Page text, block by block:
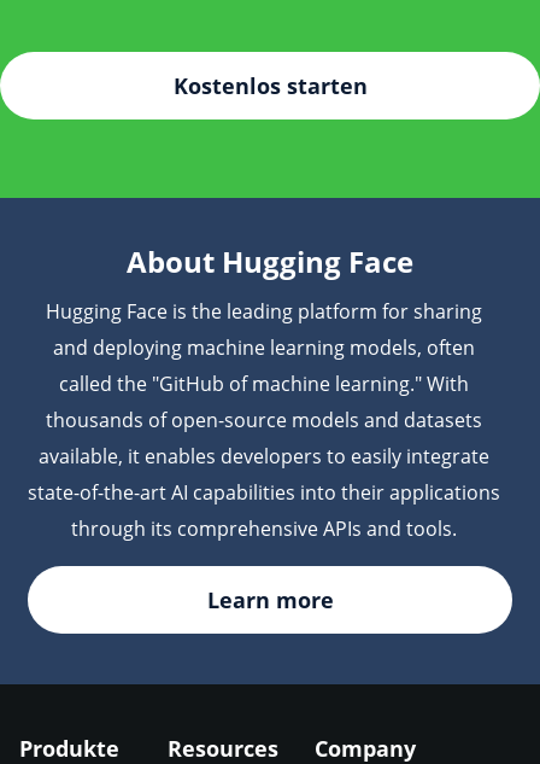
Kostenlos starten
About Hugging Face
Hugging Face is the leading platform for sharing
and deploying machine learning models, often
called the "GitHub of machine learning." With
thousands of open-source models and datasets
available, it enables developers to easily integrate
state-of-the-art AI capabilities into their applications
through its comprehensive APIs and tools.
Learn more
Produkte Resources Company